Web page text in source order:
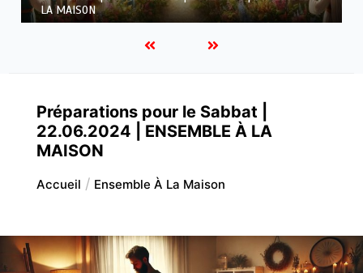
À LA MAISON
Préparations pour le Sabbat |
22.06.2024 | ENSEMBLE À LA
MAISON
Accueil Ensemble À La Maison